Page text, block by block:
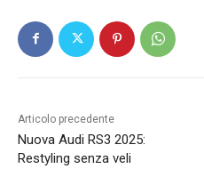
Articolo precedente
Nuova Audi RS3 2025:
Restyling senza veli